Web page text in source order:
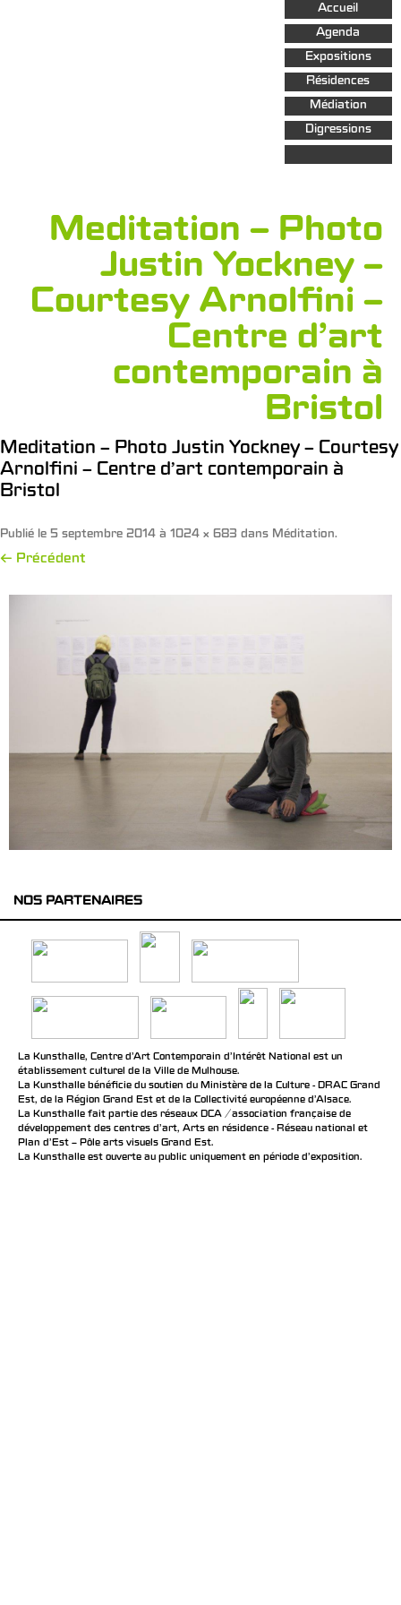
Aller au
contenu
principal
Accueil
Agenda
Expositions
Résidences
Médiation
Digressions
Meditation – Photo
Justin Yockney –
Courtesy Arnolfini –
Centre d’art
contemporain à
Bristol
Meditation – Photo Justin Yockney – Courtesy
Arnolfini – Centre d’art contemporain à
Bristol
Publié le 5 septembre 2014 à 1024 × 683 dans Méditation.
← Précédent
NOS PARTENAIRES
La Kunsthalle, Centre d’Art Contemporain d’Intérêt National est un
établissement culturel de la Ville de Mulhouse.
La Kunsthalle bénéficie du soutien du Ministère de la Culture - DRAC Grand
Est, de la Région Grand Est et de la Collectivité européenne d’Alsace.
La Kunsthalle fait partie des réseaux DCA / association française de
développement des centres d'art, Arts en résidence - Réseau national et
Plan d’Est – Pôle arts visuels Grand Est.
La Kunsthalle est ouverte au public uniquement en période d'exposition.